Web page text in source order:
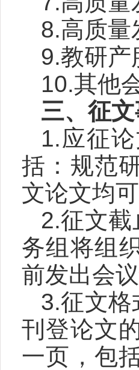
8.高质量
9.教研产
10.其他
三、征
1.应征
括：规范
文论文均
2.征文截
务组将组
前发出会
3.征文
刊登论文
一页，包